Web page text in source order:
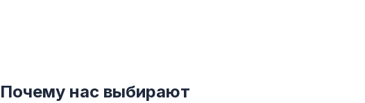
Почему нас выбирают